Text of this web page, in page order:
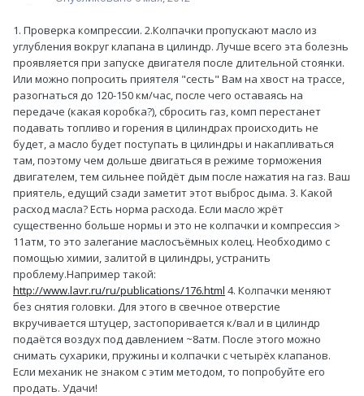
1. Проверка компрессии. 2.Колпачки пропускают масло из
углубления вокруг клапана в цилиндр. Лучше всего эта болезнь
проявляется при запуске двигателя после длительной стоянки.
Или можно попросить приятеля "сесть" Вам на хвост на трассе,
разогнаться до 120-150 км/час, после чего оставаясь на
передаче (какая коробка?), сбросить газ, комп перестанет
подавать топливо и горения в цилиндрах происходить не
будет, а масло будет поступать в цилиндры и накапливаться
там, поэтому чем дольше двигаться в режиме торможения
двигателем, тем сильнее пойдёт дым после нажатия на газ. Ваш
приятель, едущий сзади заметит этот выброс дыма. 3. Какой
расход масла? Есть норма расхода. Если масло жрёт
существенно больше нормы и это не колпачки и компрессия >
11атм, то это залегание маслосъёмных колец. Необходимо с
помощью химии, залитой в цилиндры, устранить
проблему.Например такой:
http://www.lavr.ru/ru/publications/176.html 4. Колпачки меняют
без снятия головки. Для этого в свечное отверстие
вкручивается штуцер, застопоривается к/вал и в цилиндр
подаётся воздух под давлением ~8атм. После этого можно
снимать сухарики, пружины и колпачки с четырёх клапанов.
Если механик не знаком с этим методом, то попробуйте его
продать. Удачи!